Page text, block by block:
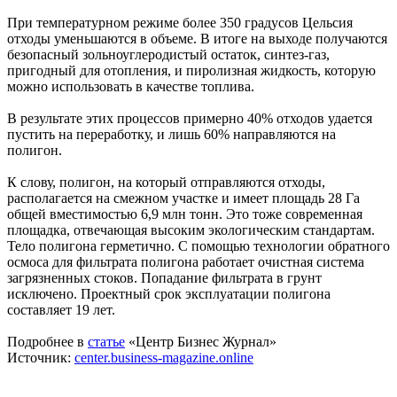
При температурном режиме более 350 градусов Цельсия
отходы уменьшаются в объеме. В итоге на выходе получаются
безопасный зольноуглеродистый остаток, синтез-газ,
пригодный для отопления, и пиролизная жидкость, которую
можно использовать в качестве топлива.
В результате этих процессов примерно 40% отходов удается
пустить на переработку, и лишь 60% направляются на
полигон.
К слову, полигон, на который отправляются отходы,
располагается на смежном участке и имеет площадь 28 Га
общей вместимостью 6,9 млн тонн. Это тоже современная
площадка, отвечающая высоким экологическим стандартам.
Тело полигона герметично. С помощью технологии обратного
осмоса для фильтрата полигона работает очистная система
загрязненных стоков. Попадание фильтрата в грунт
исключено. Проектный срок эксплуатации полигона
составляет 19 лет.
Подробнее в статье «Центр Бизнес Журнал»
Источник: center.business-magazine.online